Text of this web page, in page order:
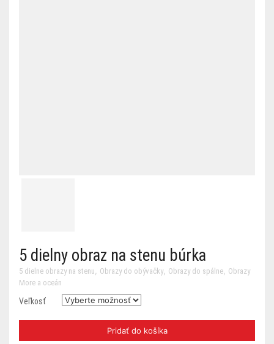
5 dielny obraz na stenu búrka
5 dielne obrazy na stenu, Obrazy do obývačky, Obrazy do spálne, Obrazy
More a oceán
Veľkosť
Pridať do košíka